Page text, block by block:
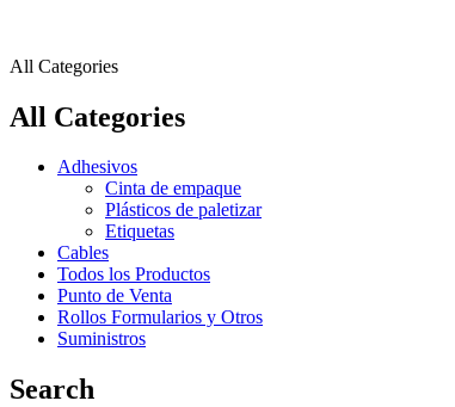
All Categories
All Categories
Adhesivos
Cinta de empaque
Plásticos de paletizar
Etiquetas
Cables
Todos los Productos
Punto de Venta
Rollos Formularios y Otros
Suministros
Search